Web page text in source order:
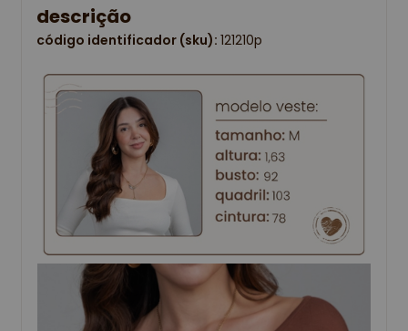
descrição
código identificador (sku): 121210p